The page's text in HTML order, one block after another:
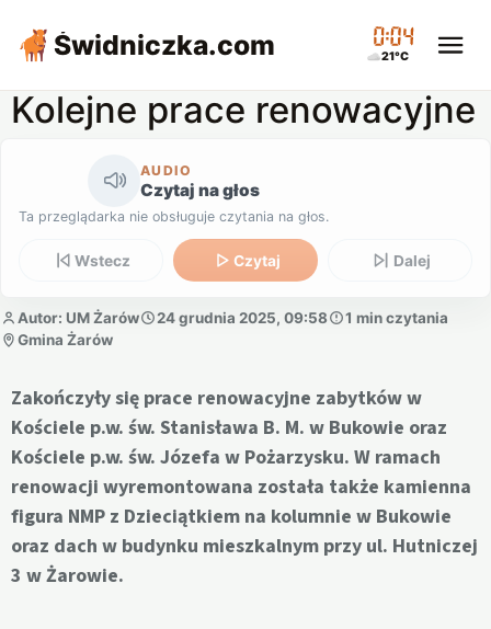
Świdniczka.com 00:04
21°C
Kolejne prace renowacyjne
AUDIO
Czytaj na głos
Ta przeglądarka nie obsługuje czytania na głos.
Wstecz Czytaj Dalej
Autor: UM Żarów 24 grudnia 2025, 09:58
1 min czytania
Gmina Żarów
Zakończyły się prace renowacyjne zabytków w
Kościele p.w. św. Stanisława B. M. w Bukowie oraz
Kościele p.w. św. Józefa w Pożarzysku. W ramach
renowacji wyremontowana została także kamienna
figura NMP z Dzieciątkiem na kolumnie w Bukowie
oraz dach w budynku mieszkalnym przy ul. Hutniczej
3 w Żarowie.